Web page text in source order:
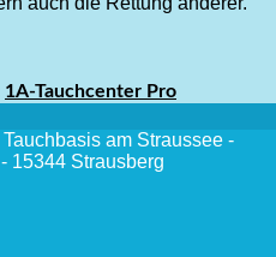
1A-Tauchcenter Pro
am Straussee -
15344 Strausberg